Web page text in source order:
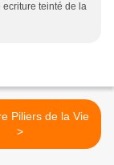
teinté de la
Piliers de la Vie
>